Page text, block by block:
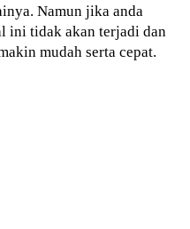
Namun jika anda
ini tidak akan terjadi dan
mudah serta cepat.